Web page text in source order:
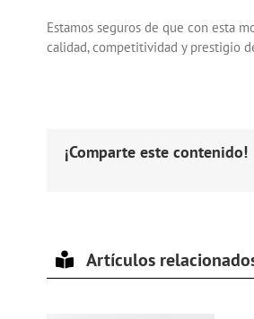
Estamos seguros de que con esta
calidad, competitividad y prestigio
¡Comparte este contenido!
Artículos